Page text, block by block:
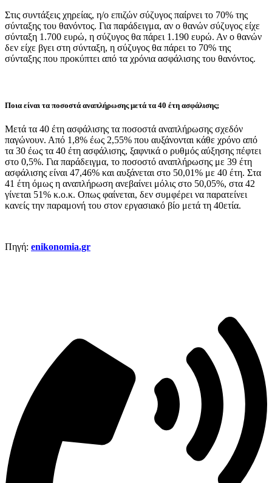
Στις συντάξεις χηρείας, η/ο επιζών σύζυγος παίρνει το 70% της
σύνταξης του θανόντος. Για παράδειγμα, αν ο θανών σύζυγος είχε
σύνταξη 1.700 ευρώ, η σύζυγος θα πάρει 1.190 ευρώ. Αν ο θανών
δεν είχε βγει στη σύνταξη, η σύζυγος θα πάρει το 70% της
σύνταξης που προκύπτει από τα χρόνια ασφάλισης του θανόντος.
Ποια είναι τα ποσοστά αναπλήρωσης μετά τα 40 έτη ασφάλισης;
Μετά τα 40 έτη ασφάλισης τα ποσοστά αναπλήρωσης σχεδόν
παγώνουν. Από 1,8% έως 2,55% που αυξάνονται κάθε χρόνο από
τα 30 έως τα 40 έτη ασφάλισης, ξαφνικά ο ρυθμός αύξησης πέφτει
στο 0,5%. Για παράδειγμα, το ποσοστό αναπλήρωσης με 39 έτη
ασφάλισης είναι 47,46% και αυξάνεται στο 50,01% με 40 έτη. Στα
41 έτη όμως η αναπλήρωση ανεβαίνει μόλις στο 50,05%, στα 42
γίνεται 51% κ.ο.κ. Οπως φαίνεται, δεν συμφέρει να παρατείνει
κανείς την παραμονή του στον εργασιακό βίο μετά τη 40ετία.
Πηγή: enikonomia.gr